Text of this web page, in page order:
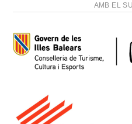
AMB EL